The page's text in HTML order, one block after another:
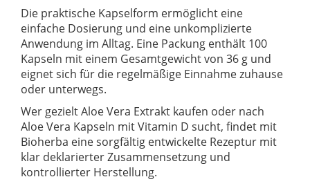
Die praktische Kapselform ermöglicht eine
einfache Dosierung und eine unkomplizierte
Anwendung im Alltag. Eine Packung enthält 100
Kapseln mit einem Gesamtgewicht von 36 g und
eignet sich für die regelmäßige Einnahme zuhause
oder unterwegs.
Wer gezielt Aloe Vera Extrakt kaufen oder nach
Aloe Vera Kapseln mit Vitamin D sucht, findet mit
Bioherba eine sorgfältig entwickelte Rezeptur mit
klar deklarierter Zusammensetzung und
kontrollierter Herstellung.